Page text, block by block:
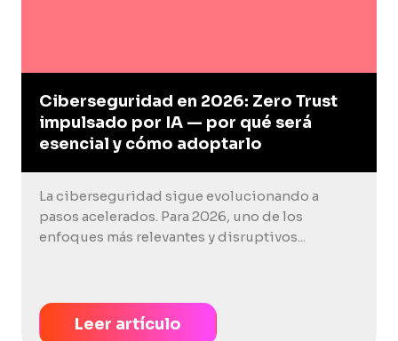
Ciberseguridad en 2026: Zero Trust
impulsado por IA — por qué será
esencial y cómo adoptarlo
La ciberseguridad sigue evolucionando a
pasos acelerados. Para 2026, uno de los
enfoques más relevantes y disruptivos...
Leer artículo